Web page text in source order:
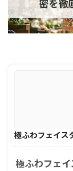
密を徹
極ふわフェイス
極ふわフェ